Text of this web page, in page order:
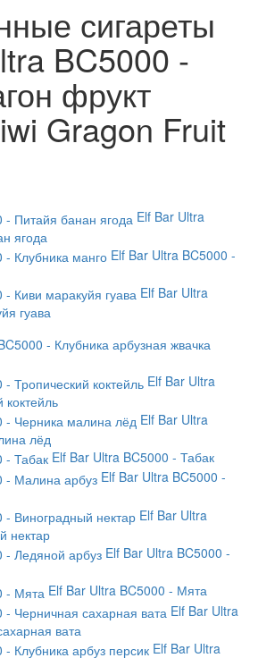
сигареты
BC5000 -
фрукт
Gragon Fruit
Elf Bar Ultra
ягода
Elf Bar Ultra BC5000 -
Elf Bar Ultra
гуава
- Клубника арбузная жвачка
Elf Bar Ultra
коктейль
Elf Bar Ultra
лёд
Elf Bar Ultra BC5000 - Табак
Elf Bar Ultra BC5000 -
Elf Bar Ultra
нектар
Elf Bar Ultra BC5000 -
Elf Bar Ultra BC5000 - Мята
Elf Bar Ultra
вата
Elf Bar Ultra